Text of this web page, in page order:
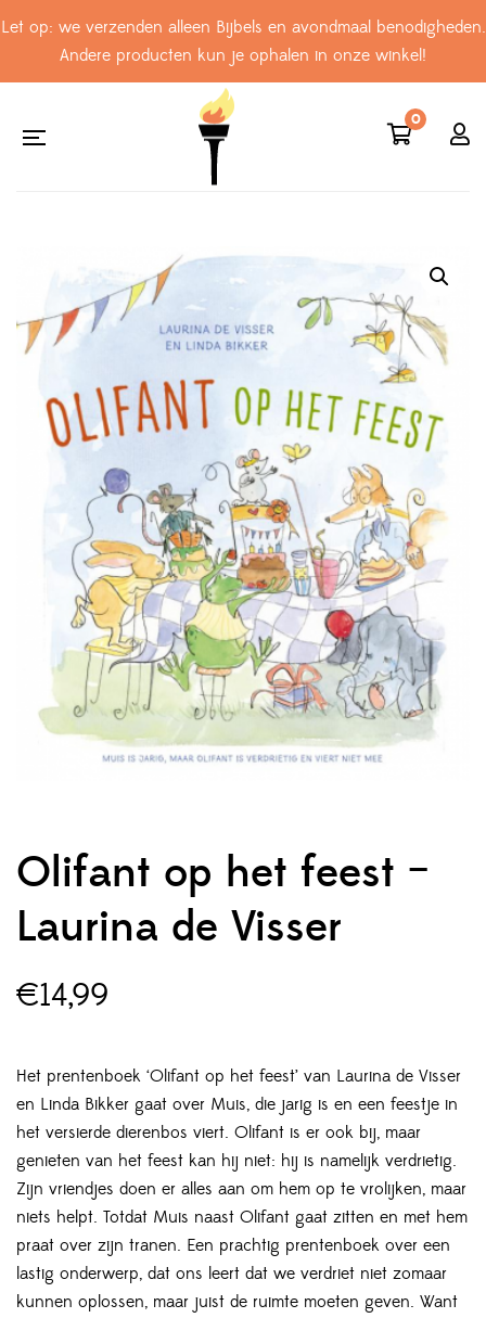
Let op: we verzenden alleen Bijbels en avondmaal benodigheden.
Andere producten kun je ophalen in onze winkel!
0
Olifant op het feest –
Laurina de Visser
€14,99
Het prentenboek ‘Olifant op het feest’ van Laurina de Visser
en Linda Bikker gaat over Muis, die jarig is en een feestje in
het versierde dierenbos viert. Olifant is er ook bij, maar
genieten van het feest kan hij niet: hij is namelijk verdrietig.
Zijn vriendjes doen er alles aan om hem op te vrolijken, maar
niets helpt. Totdat Muis naast Olifant gaat zitten en met hem
praat over zijn tranen. Een prachtig prentenboek over een
lastig onderwerp, dat ons leert dat we verdriet niet zomaar
kunnen oplossen, maar juist de ruimte moeten geven. Want